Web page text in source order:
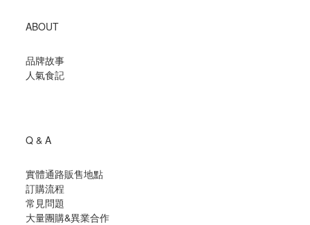
ABOUT
品牌故事
人氣食記
Q & A
實體通路販售地點
訂購流程
常見問題
大量團購&異業合作